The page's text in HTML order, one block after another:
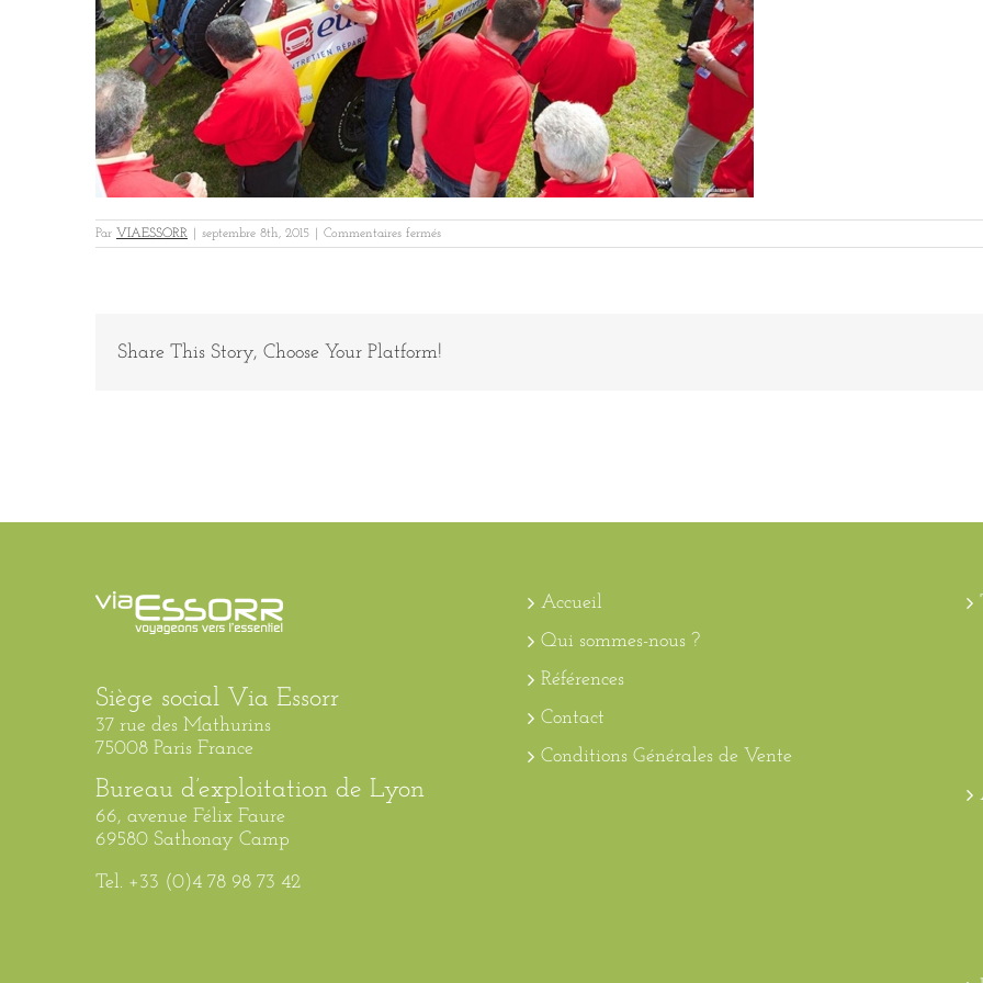
Par VIAESSORR septembre 8th, 2015 Commentaires ferméssur
okEUROREPAR10ANSBORDEAUX531
Share This Story, Choose Your Platform!
Siège social Via Essorr
37 rue des Mathurins
75008 Paris France
Bureau d’exploitation de Lyon
66, avenue Félix Faure
69580 Sathonay Camp
Tel. +33 (0)4 78 98 73 42
Accueil
Qui sommes-nous ?
Références
Contact
Conditions Générales de Vente